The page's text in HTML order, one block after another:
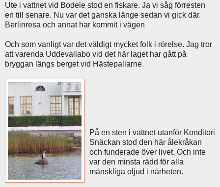
Ute i vattnet vid Bodele stod en fiskare. Ja vi såg förresten
en till senare. Nu var det ganska länge sedan vi gick där.
Berlinresa och annat har kommit i vägen
Och som vanligt var det väldigt mycket folk i rörelse. Jag tror
att varenda Uddevallabo vid det här laget har gått på
bryggan längs berget vid Hästepallarne.
På en sten i vattnet utanför Konditori
Snäckan stod den här ålekråkan
och funderade över livet. Och inte
var den minsta rädd för alla
mänskliga oljud i närheten.